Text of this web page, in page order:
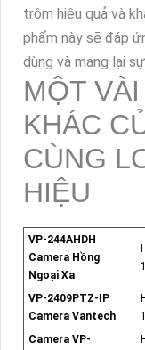
trộm hiệu quả và
phẩm này sẽ đáp
dùng và mang lại
MỘT
KHÁC
CÙNG
HIỆU
VP-244AHDH
Camera Hồng
Ngoại Xa
VP-2409PTZ-IP
Camera Vantech
Camera VP-